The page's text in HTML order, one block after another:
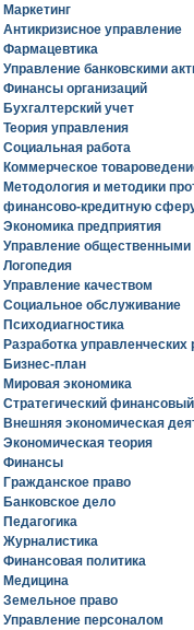
Маркетинг
Антикризисное управление
Фармацевтика
Управление банковскими
Финансы организаций
Бухгалтерский учет
Теория управления
Социальная работа
Коммерческое
Методология и методики
финансово-кредитную
Экономика предприятия
Управление
Логопедия
Управление качеством
Социальное обслуживание
Психодиагностика
Разработка управленческих
Бизнес-план
Мировая экономика
Стратегический
Внешняя экономическая
Экономическая теория
Финансы
Гражданское право
Банковское дело
Педагогика
Журналистика
Финансовая политика
Медицина
Земельное право
Управление персоналом